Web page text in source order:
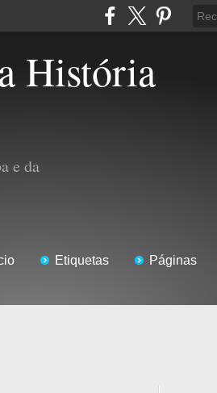
e da
Etiquetas Páginas